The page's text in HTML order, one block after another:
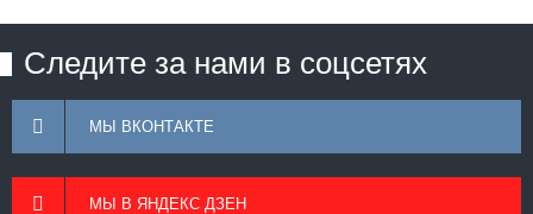
Следите за нами в соцсетях
МЫ ВКОНТАКТЕ
МЫ В ЯНДЕКС ДЗЕН